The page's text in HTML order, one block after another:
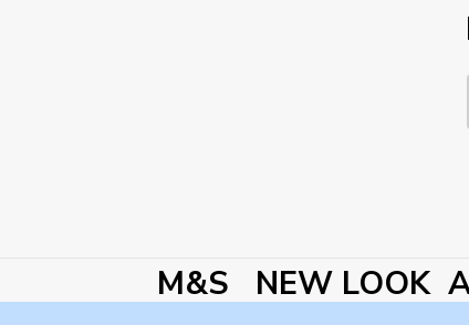
M&S NEW LOOK